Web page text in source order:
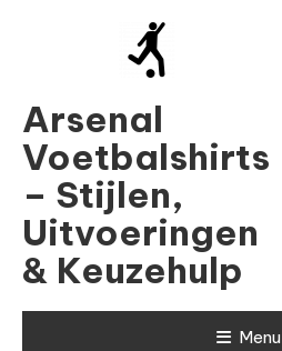
Arsenal
Voetbalshirts
– Stijlen,
Uitvoeringen
& Keuzehulp
Menu